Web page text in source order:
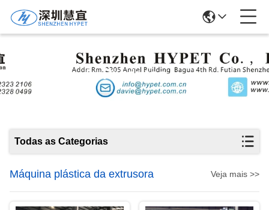
Produtos
Todas as Categorias
Máquina plástica da extrusora Veja mais >>